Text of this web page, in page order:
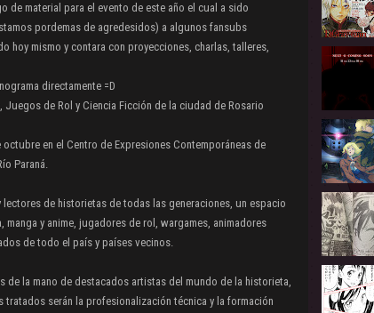
de material para el evento de este año el cual a sido
pordemas de agredesidos) a algunos fansubs
hoy mismo y contara con proyecciones, charlas, talleres,
directamente =D
Juegos de Rol y Ciencia Ficción de la ciudad de Rosario
en el Centro de Expresiones Contemporáneas de
Paraná.
de historietas de todas las generaciones, un espacio
y anime, jugadores de rol, wargames, animadores
de todo el país y países vecinos.
de la mano de destacados artistas del mundo de la historieta,
tratados serán la profesionalización técnica y la formación